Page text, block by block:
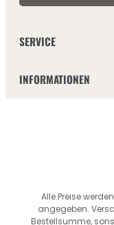
SERVICE
INFORMATIONEN
Alle Preise
angegeben.
Bestellsumme,